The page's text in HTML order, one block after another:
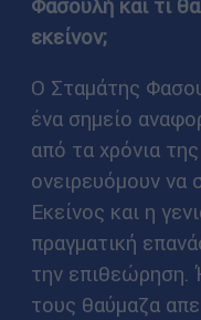
Φασουλή και τι
εκείνον;
Ο Σταμάτης
ένα σημείο
από τα χρόνια
ονειρευόμουν να
Εκείνος και η
πραγματική
την επιθεώρηση.
τους θαύμαζα